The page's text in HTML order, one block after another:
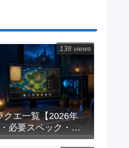
クエ一覧【2026年
必要スペック・重
138 views